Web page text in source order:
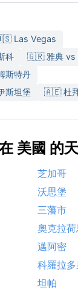
Las Vegas
科
🇬🇷 雅典 vs
特丹
坦堡
🇦🇪 杜
美國 的
芝加哥
沃思堡
三藩市
奧克拉
邁阿密
科羅拉多
坦帕